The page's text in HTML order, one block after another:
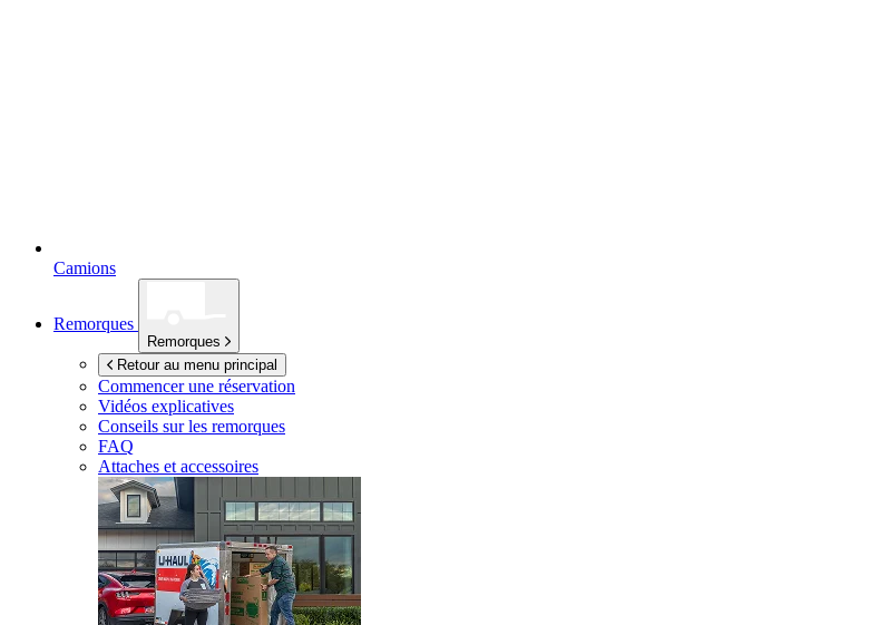
Camions
Remorques
Remorques
Retour au menu principal
Commencer une réservation
Vidéos explicatives
Conseils sur les remorques
FAQ
Attaches et accessoires